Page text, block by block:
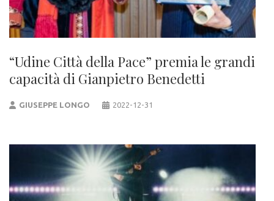
“Udine Città della Pace” premia le grandi
capacità di Gianpietro Benedetti
GIUSEPPE LONGO 2022-12-31